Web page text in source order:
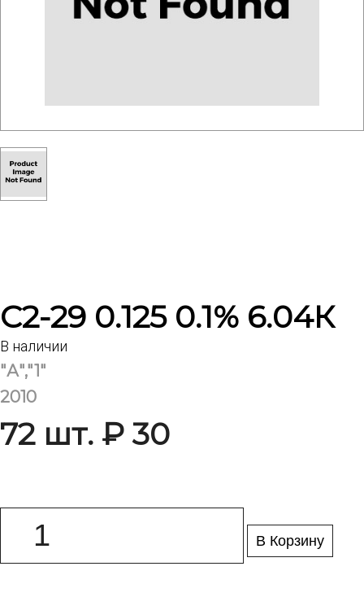
С2-29 0.125 0.1% 6.04К
В наличии
"А","1"
2010
72 шт. ₽ 30
В Корзину